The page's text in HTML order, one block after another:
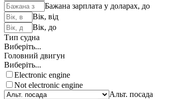
Бажана зарплата у доларах, до
Вік, від
Вік, до
Тип судна
Виберіть...
Головний двигун
Виберіть...
Electronic engine
Not electronic engine
Альт. посада